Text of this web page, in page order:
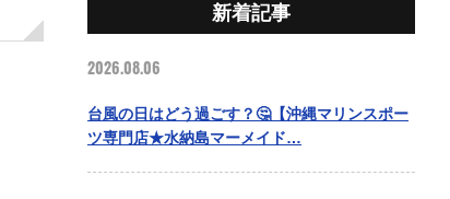
新着記事
2026.08.06
台風の日はどう過ごす？🤔【沖縄マリンスポー
ツ専門店★水納島マーメイド…